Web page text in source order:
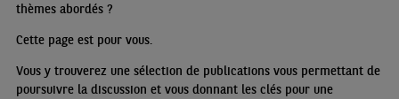
thèmes abordés?
Cette page est pour vous.
Vous y trouverez une sélection de publications vous permettant de
poursuivre la discussion et vous donnant les clés pour une